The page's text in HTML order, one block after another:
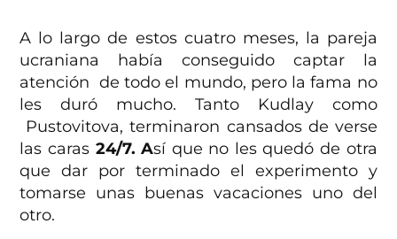
A lo largo de estos cuatro meses, la pareja
ucraniana había conseguido captar la
atención de todo el mundo, pero la fama no
les duró mucho. Tanto Kudlay como
Pustovitova, terminaron cansados de verse
las caras 24/7. Así que no les quedó de otra
que dar por terminado el experimento y
tomarse unas buenas vacaciones uno del
otro.